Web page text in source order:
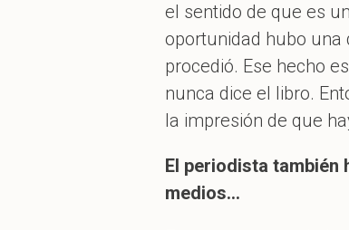
el sentido de que es
oportunidad hubo una
procedió. Ese hecho
nunca dice el libro.
la impresión de que
El periodista también
medios…